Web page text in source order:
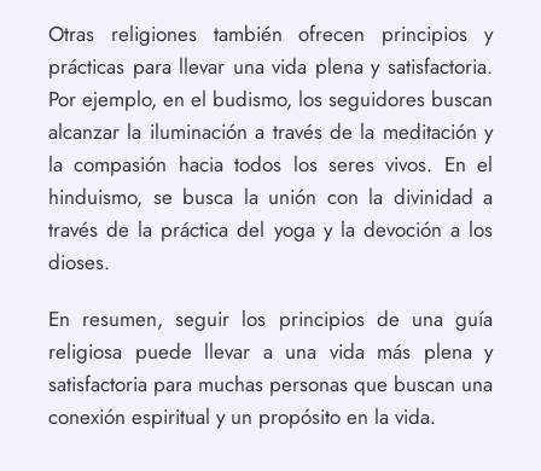
Otras religiones también ofrecen principios y
prácticas para llevar una vida plena y satisfactoria.
Por ejemplo, en el budismo, los seguidores buscan
alcanzar la iluminación a través de la meditación y
la compasión hacia todos los seres vivos. En el
hinduismo, se busca la unión con la divinidad a
través de la práctica del yoga y la devoción a los
dioses.
En resumen, seguir los principios de una guía
religiosa puede llevar a una vida más plena y
satisfactoria para muchas personas que buscan una
conexión espiritual y un propósito en la vida.